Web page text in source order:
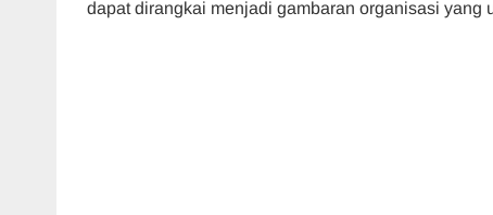
dapat dirangkai menjadi gambaran organisasi yang